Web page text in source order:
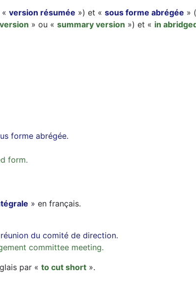
version résumée ») et « sous forme abrégée »
» ou « summary version ») et « in
forme abrégée.
form.
» en français.
du comité de direction.
committee meeting.
par « to cut short ».